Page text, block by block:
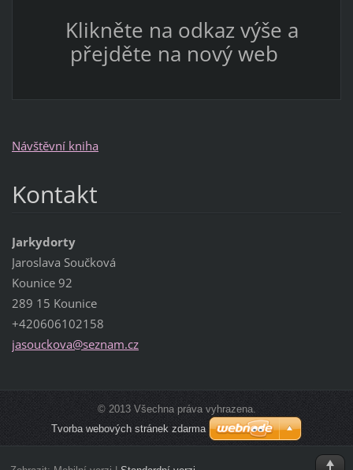
Klikněte na odkaz výše a
přejděte na nový web
Návštěvní kniha
Kontakt
Jarkydorty
Jaroslava Součková
Kounice 92
289 15 Kounice
+420606102158
jasouckova@seznam.cz
© 2013 Všechna práva vyhrazena.
Tvorba webových stránek zdarma